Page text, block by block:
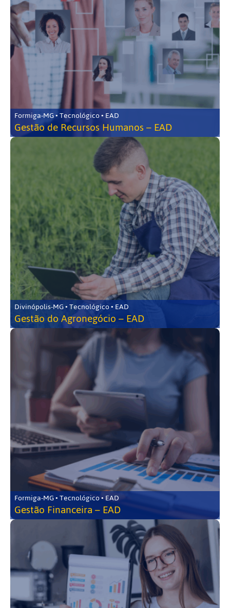
Formiga-MG • Tecnológico • EAD
Gestão de Recursos Humanos – EAD
Divinópolis-MG • Tecnológico • EAD
Gestão do Agronegócio – EAD
Formiga-MG • Tecnológico • EAD
Gestão Financeira – EAD